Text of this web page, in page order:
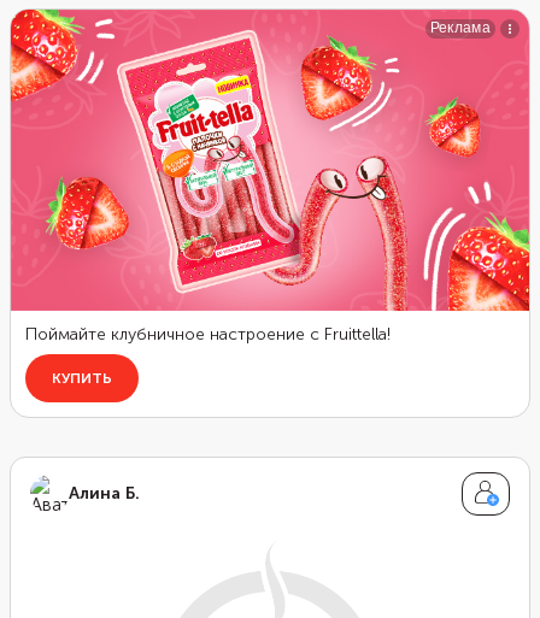
кислинкой. Чтобы пирог выглядел эффектнее,
украсьте его домашними взбитыми сливками,
меренгой или дольками лимона.
Алина Б.